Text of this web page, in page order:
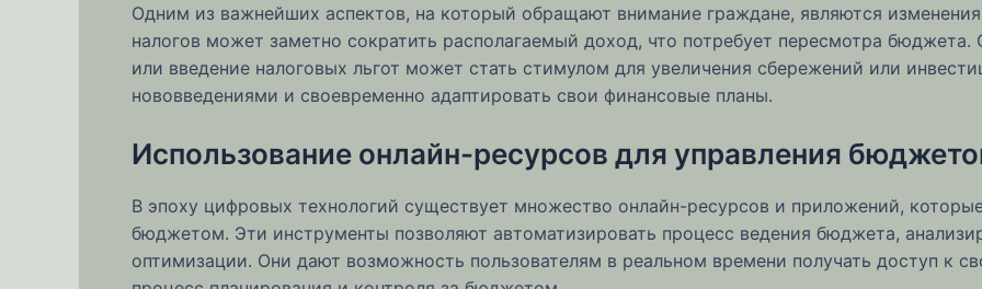
Одним из важнейших аспектов, на который обращают внимание граждане, являются
налогов может заметно сократить располагаемый доход, что потребует пересмотра
или введение налоговых льгот может стать стимулом для увеличения сбережений или
нововведениями и своевременно адаптировать свои финансовые планы.
Использование онлайн-ресурсов для управления
В эпоху цифровых технологий существует множество онлайн-ресурсов и приложений,
бюджетом. Эти инструменты позволяют автоматизировать процесс ведения бюджета,
оптимизации. Они дают возможность пользователям в реальном времени получать доступ к